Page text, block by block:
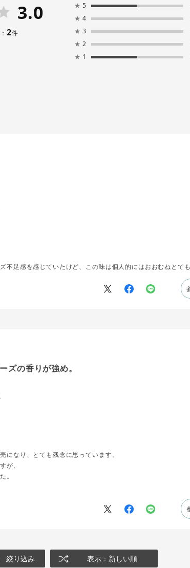
3.0
2件
★ 5
★ 4
★ 3
★ 2
★ 1
不足感を感じていたけど、この味は個人的にはおおむねとて
ズの香りが強め。
になり、とても残念に思っています。
が、
。
絞り込み 表示：新しい順